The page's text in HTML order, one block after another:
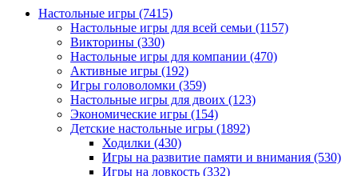
Настольные игры (7415)
Настольные игры для всей семьи (1157)
Викторины (330)
Настольные игры для компании (470)
Активные игры (192)
Игры головоломки (359)
Настольные игры для двоих (123)
Экономические игры (154)
Детские настольные игры (1892)
Ходилки (430)
Игры на развитие памяти и внимания (530)
Игры на ловкость (332)